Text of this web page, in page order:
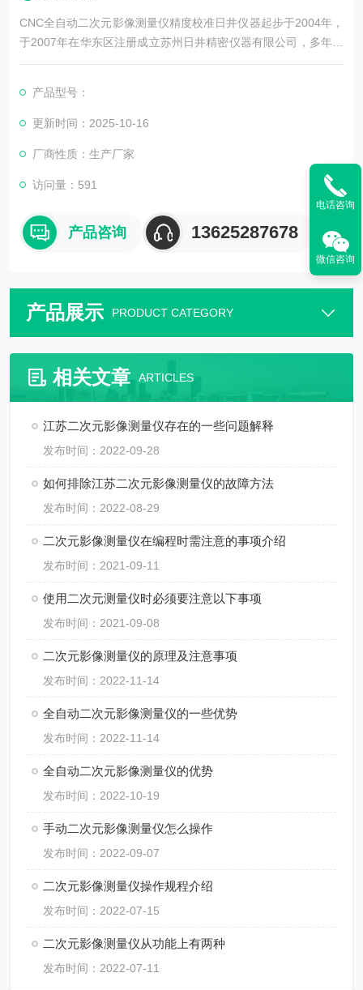
CNC全自动二次元影像测量仪精度校准日井仪器起步于2004年，
于2007年在华东区注册成立苏州日井精密仪器有限公司，多年来
一直是从事精密量测仪器销售及配套售后维修服务为一体的精密
公司主要销售：影像测量仪，二次元，三次元，三次元，光泽度
坐标测量机等国外精密测量仪器。
产品型号：
更新时间：2025-10-16
厂商性质：生产厂家
访问量：591
产品咨询 13625287678
产品展示 PRODUCT CATEGORY
相关文章 ARTICLES
江苏二次元影像测量仪存在的一些问题解释
发布时间：2022-09-28
如何排除江苏二次元影像测量仪的故障方法
发布时间：2022-08-29
二次元影像测量仪在编程时需注意的事项介绍
发布时间：2021-09-11
使用二次元测量仪时必须要注意以下事项
发布时间：2021-09-08
二次元影像测量仪的原理及注意事项
发布时间：2022-11-14
全自动二次元影像测量仪的一些优势
发布时间：2022-11-14
全自动二次元影像测量仪的优势
发布时间：2022-10-19
手动二次元影像测量仪怎么操作
发布时间：2022-09-07
二次元影像测量仪操作规程介绍
发布时间：2022-07-15
二次元影像测量仪从功能上有两种
发布时间：2022-07-11
电话咨询
微信咨询